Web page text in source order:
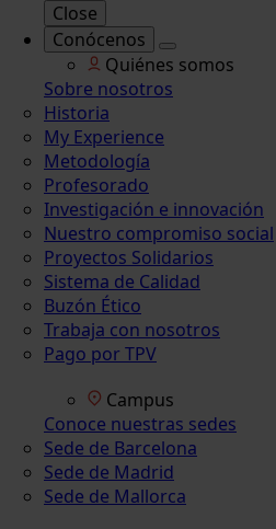
Close
Conócenos
Quiénes somos
Sobre nosotros
Historia
My Experience
Metodología
Profesorado
Investigación e innovación
Nuestro compromiso social
Proyectos Solidarios
Sistema de Calidad
Buzón Ético
Trabaja con nosotros
Pago por TPV
Campus
Conoce nuestras sedes
Sede de Barcelona
Sede de Madrid
Sede de Mallorca